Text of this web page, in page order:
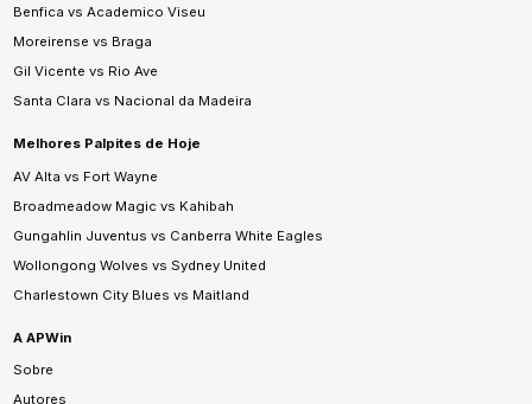
Benfica vs Academico Viseu
Moreirense vs Braga
Gil Vicente vs Rio Ave
Santa Clara vs Nacional da Madeira
Melhores Palpites de Hoje
AV Alta vs Fort Wayne
Broadmeadow Magic vs Kahibah
Gungahlin Juventus vs Canberra White Eagles
Wollongong Wolves vs Sydney United
Charlestown City Blues vs Maitland
A APWin
Sobre
Autores